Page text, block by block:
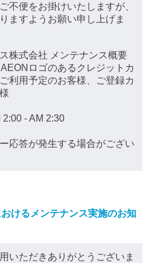
不便をお掛けいたしますが、
ますようお願い申し上げま
株式会社 メンテナンス概要
ロゴのあるクレジットカ
利用予定のお客様、ご登録カ
- AM 2:30
応答が発生する場合がござい
けるメンテナンス実施のお知
いただきありがとうございま